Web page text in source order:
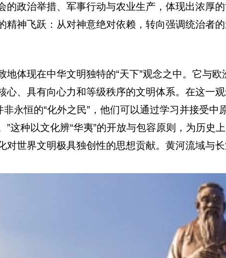
的政治举措、军事行动与农业生产，体现出浓厚
精神飞跃：从对神意绝对依赖，转向强调统治者
地体现在中华文明独特的“天下”观念之中。它与
心、具有向心力和等级秩序的文明体系。在这一
非永恒的“化外之民”，他们可以通过学习并接受
”这种以文化辨“华夷”的开放与包容原则，为历
对世界文明极具独创性的思想贡献。黄河流域与